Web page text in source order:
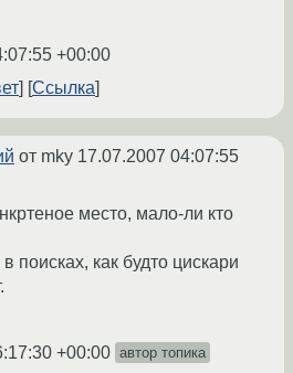
+00:00
Ссылка
от mky 17.07.2007 04:07:55
место, мало-ли кто
поисках, как будто цискари
+00:00 автор топика